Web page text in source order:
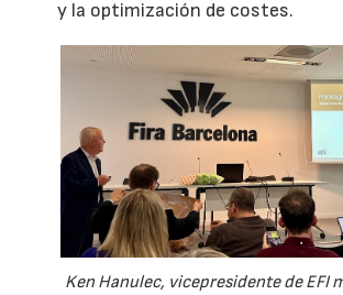
y la optimización de costes.
Ken Hanulec, vicepresidente de EFI